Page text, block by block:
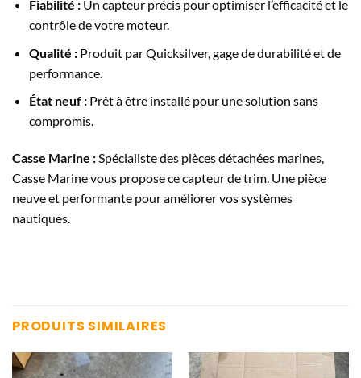
Fiabilité :Un capteur précis pour optimiser l’efficacité et le
contrôle de votre moteur.
Qualité :Produit par Quicksilver, gage de durabilité et de
performance.
État neuf :Prêt à être installé pour une solution sans
compromis.
Casse Marine :Spécialiste des pièces détachées marines,
Casse Marine vous propose ce capteur de trim. Une pièce
neuve et performante pour améliorer vos systèmes
nautiques.
PRODUITS SIMILAIRES